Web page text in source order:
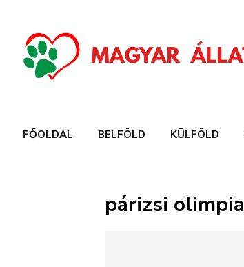
FŐOLDAL BELFÖLD KÜLFÖLD
párizsi olimpia